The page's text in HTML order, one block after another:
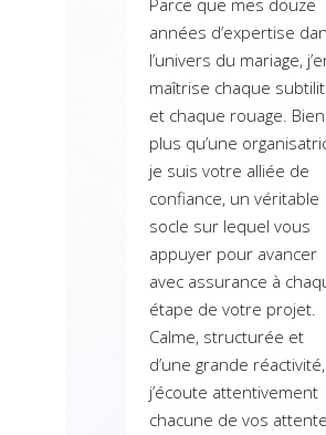
Parce que mes douze
années d’expertise
l’univers du mariage,
maîtrise chaque
et chaque rouage. Bien
plus qu’une
je suis votre alliée de
confiance, un véritable
socle sur lequel vous
appuyer pour avancer
avec assurance à
étape de votre projet.
Calme, structurée et
d’une grande réactivité,
j’écoute attentivement
chacune de vos